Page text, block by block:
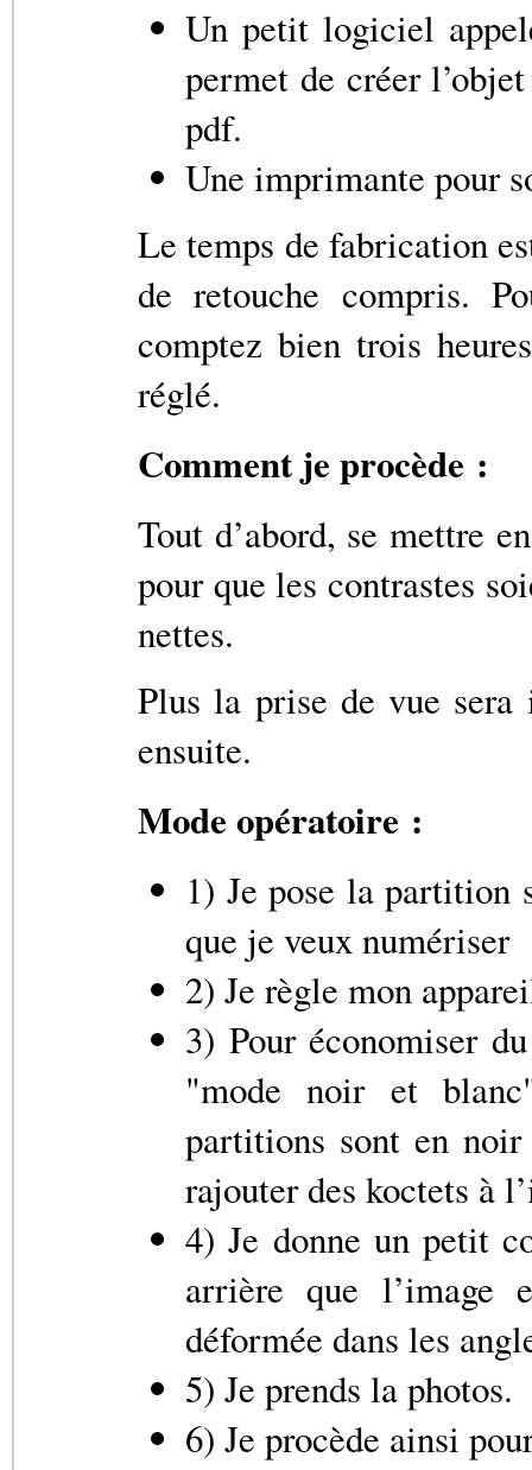
Un petit logiciel
permet de créer
pdf.
Une imprimante pour
Le temps de fabrication
de retouche compris.
comptez bien trois
réglé.
Comment je procède :
Tout d’abord, se mettre
pour que les contrastes
nettes.
Plus la prise de vue
ensuite.
Mode opératoire :
1) Je pose la partition
que je veux numériser
2) Je règle mon
3) Pour économiser
"mode noir et
partitions sont en
rajouter des koctets à
4) Je donne un petit
arrière que l’image
déformée dans les
5) Je prends la photos.
6) Je procède ainsi